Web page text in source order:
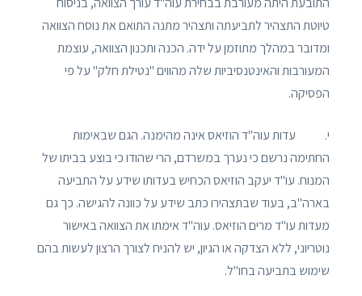
טיוטת התצהיר לתביעתה ותצהיר מתנה התואם את נוסח הצוואה
ומדובר במהלך מתוזמן על ידה. הכנה ותכנון הצוואה, עוצמת
המעורבות והאינטנסיביות שלה מהווים "נטילת חלק" על פי
הפסיקה.
י. עדות עוה"ד הוזיאס אינה מהימנה. הגם שבאימות
החתימה נרשם כי נערך במשרדם, הרי שהודו כי בוצע בביתו של
המנוח. עו"ד יעקב הוזיאס הכחיש בעדותו שידע על התביעה
בארה"ב, בעוד שבתצהירו כתב שידע על כוונה להגישה. כך גם
מעדות עו"ד מרים הוזיאס. עוה"ד אימתו את הצוואה באישור
נוטריוני, ללא הצדקה או הגיון, יש להניח לצורך הרצון לעשות בהם
שימוש בתביעה בחו"ל.